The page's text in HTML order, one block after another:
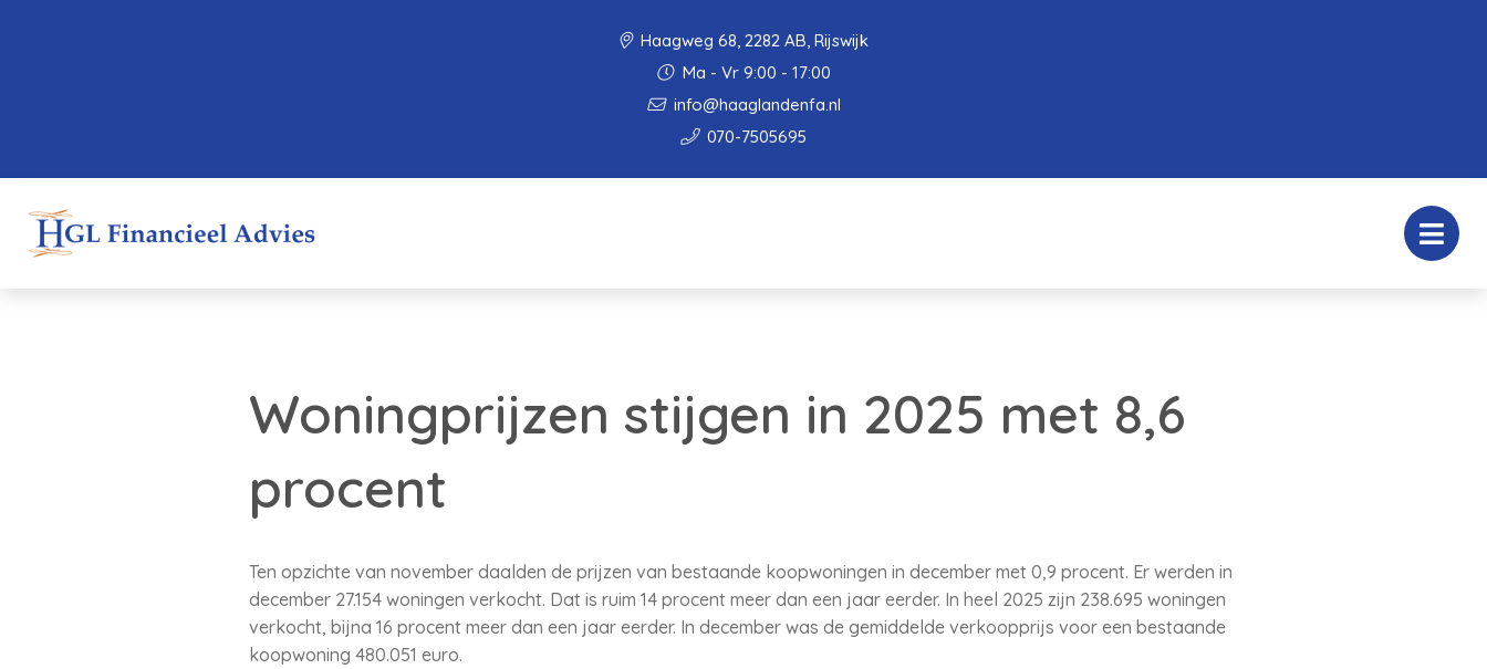
Haagweg 68, 2282 AB, Rijswijk
Ma - Vr 9:00 - 17:00
info@haaglandenfa.nl
070-7505695
Woningprijzen stijgen in 2025 met 8,6
procent
Ten opzichte van november daalden de prijzen van bestaande koopwoningen in december met 0,9 procent. Er werden in
december 27.154 woningen verkocht. Dat is ruim 14 procent meer dan een jaar eerder. In heel 2025 zijn 238.695 woningen
verkocht, bijna 16 procent meer dan een jaar eerder. In december was de gemiddelde verkoopprijs voor een bestaande
koopwoning 480.051 euro.